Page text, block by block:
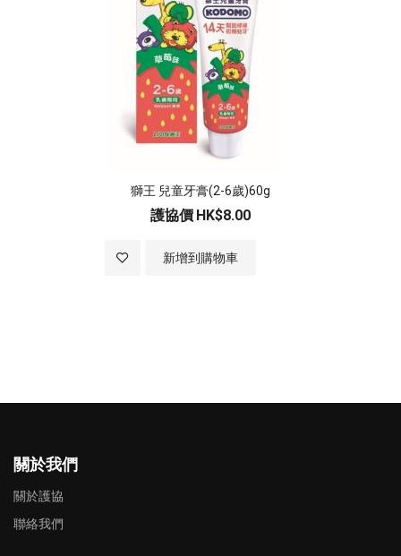
獅王 兒童牙膏(2-6歲)60g
護協價 HK$8.00
新增到購物車
加入至願望清單
關於我們
關於護協
聯絡我們